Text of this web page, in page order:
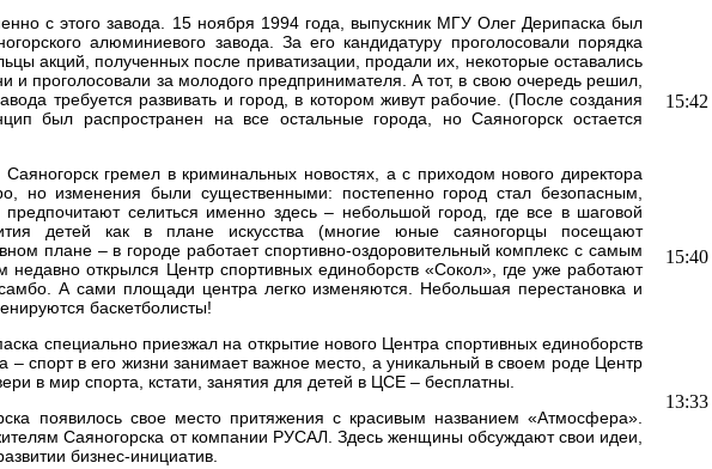
с этого завода. 15 ноября 1994 года, выпускник МГУ Олег Дерипаска был
алюминиевого завода. За его кандидатуру проголосовали порядка
акций, полученных после приватизации, продали их, некоторые оставались
и проголосовали за молодого предпринимателя. А тот, в свою очередь решил,
требуется развивать и город, в котором живут рабочие. (После создания
был распространен на все остальные города, но Саяногорск остается
гремел в криминальных новостях, а с приходом нового директора
но изменения были существенными: постепенно город стал безопасным,
селиться именно здесь – небольшой город, где все в шаговой
детей как в плане искусства (многие юные саяногорцы посещают
плане – в городе работает спортивно-оздоровительный комплекс с самым
открылся Центр спортивных единоборств «Сокол», где уже работают
А сами площади центра легко изменяются. Небольшая перестановка и
баскетболисты!
специально приезжал на открытие нового Центра спортивных единоборств
– спорт в его жизни занимает важное место, а уникальный в своем роде Центр
в мир спорта, кстати, занятия для детей в ЦСЕ – бесплатны.
появилось свое место притяжения с красивым названием «Атмосфера».
Саяногорска от компании РУСАЛ. Здесь женщины обсуждают свои идеи,
бизнес-инициатив.
15:42
15:40
13:33